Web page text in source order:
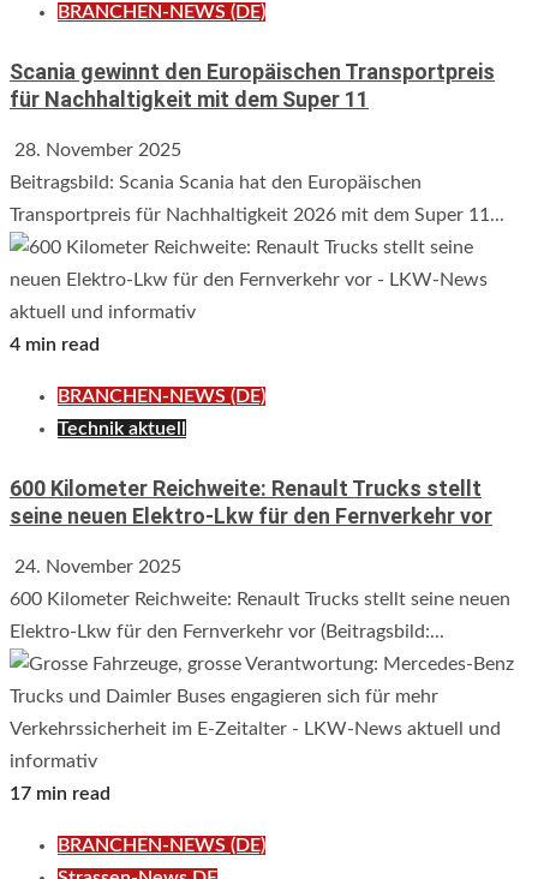
BRANCHEN-NEWS (DE)
Scania gewinnt den Europäischen Transportpreis
für Nachhaltigkeit mit dem Super 11
28. November 2025
Beitragsbild: Scania Scania hat den Europäischen
Transportpreis für Nachhaltigkeit 2026 mit dem Super 11...
4 min read
BRANCHEN-NEWS (DE)
Technik aktuell
600 Kilometer Reichweite: Renault Trucks stellt
seine neuen Elektro-Lkw für den Fernverkehr vor
24. November 2025
600 Kilometer Reichweite: Renault Trucks stellt seine neuen
Elektro-Lkw für den Fernverkehr vor (Beitragsbild:...
17 min read
BRANCHEN-NEWS (DE)